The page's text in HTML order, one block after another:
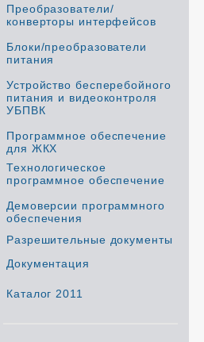
Преобразователи/
конверторы интерфейсов
Блоки/преобразователи
питания
Устройство бесперебойного
питания и видеоконтроля
УБПВК
Программное обеспечение
для ЖКХ
Технологическое
программное обеспечение
Демоверсии программного
обеспечения
Разрешительные документы
Документация
Каталог 2011